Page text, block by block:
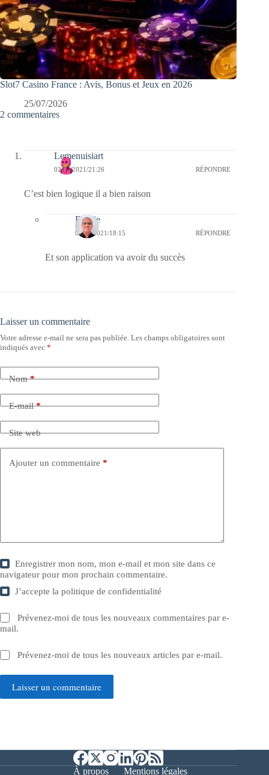
Slot7 Casino France : Avis, Bonus et Jeux en 2026
25/07/2026
2 commentaires
Lemenuisiart
02/02/2021/21:26 RÉPONDRE
C’est bien logique il a bien raison
Bernie
03/02/2021/18:15 RÉPONDRE
Et son application va avoir du succès
Laisser un commentaire
Votre adresse e-mail ne sera pas publiée. Les champs obligatoires sont
indiqués avec *
Nom*
E-mail*
Site web
Ajouter un commentaire *
Enregistrer mon nom, mon e-mail et mon site dans ce
navigateur pour mon prochain commentaire.
J’accepte lapolitique de confidentialité
Prévenez-moi de tous les nouveaux commentaires par e-
mail.
Prévenez-moi de tous les nouveaux articles par e-mail.
Laisser un commentaire
À propos Mentions légales